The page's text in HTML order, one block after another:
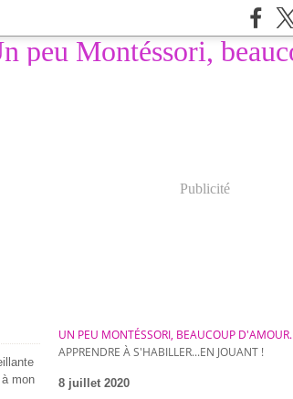
Publicité
mon
UN PEU MONTÉSSORI, BEAUCOUP D'AMOUR.
APPRENDRE À S'HABILLER...EN JOUANT !
8 juillet 2020